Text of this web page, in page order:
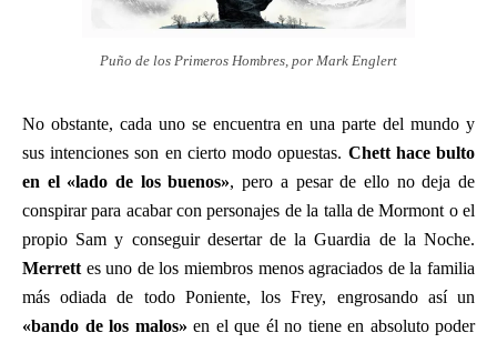
Puño de los Primeros Hombres, por Mark Englert
No obstante, cada uno se encuentra en una parte del mundo y
sus intenciones son en cierto modo opuestas. Chett hace bulto
en el «lado de los buenos», pero a pesar de ello no deja de
conspirar para acabar con personajes de la talla de Mormont o el
propio Sam y conseguir desertar de la Guardia de la Noche.
Merrett es uno de los miembros menos agraciados de la familia
más odiada de todo Poniente, los Frey, engrosando así un
«bando de los malos» en el que él no tiene en absoluto poder